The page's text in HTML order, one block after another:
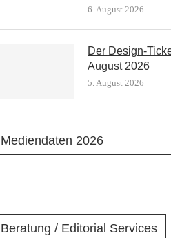
6. August 2026
Der Design-
August 2026
5. August 2026
Mediendaten 2026
Beratung / Editorial Services